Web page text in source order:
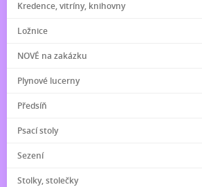
Kredence, vitríny, knihovny
Ložnice
NOVÉ na zakázku
Plynové lucerny
Předsíň
Psací stoly
Sezení
Stolky, stolečky